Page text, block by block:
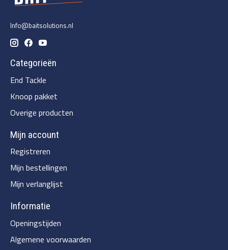
Info@baitsolutions.nl
Categorieën
End Tackle
Knoop pakket
Overige producten
Mijn account
Registreren
Mijn bestellingen
Mijn verlanglijst
Informatie
Openingstijden
Algemene voorwaarden